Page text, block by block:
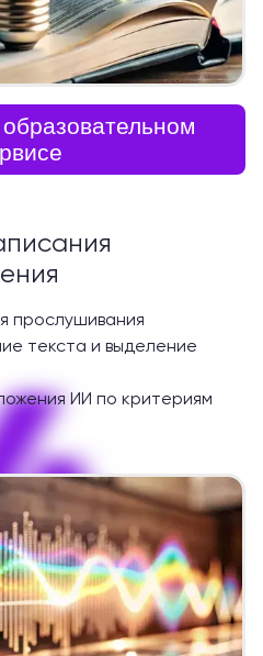
прослушивания
текста и выделение
ИИ по критериям